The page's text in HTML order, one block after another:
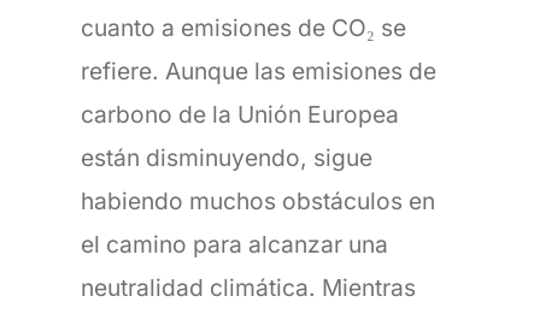
cuanto a emisiones de CO₂ se
refiere. Aunque las emisiones de
carbono de la Unión Europea
están disminuyendo, sigue
habiendo muchos obstáculos en
el camino para alcanzar una
neutralidad climática. Mientras